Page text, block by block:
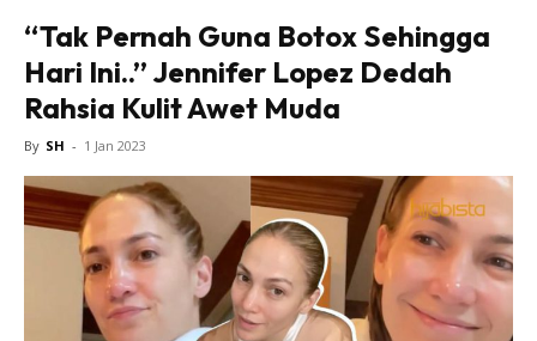
“Tak Pernah Guna Botox Sehingga
Hari Ini..” Jennifer Lopez Dedah
Rahsia Kulit Awet Muda
By SH - 1 Jan 2023